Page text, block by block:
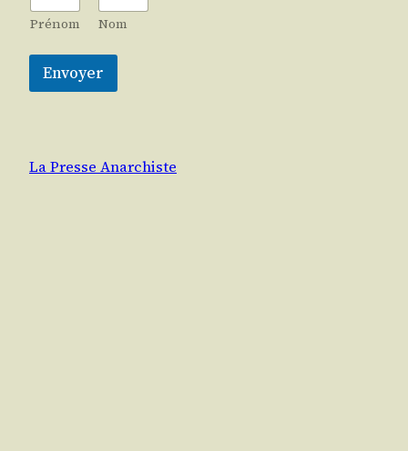
Prénom Nom
Envoyer
La Presse Anarchiste